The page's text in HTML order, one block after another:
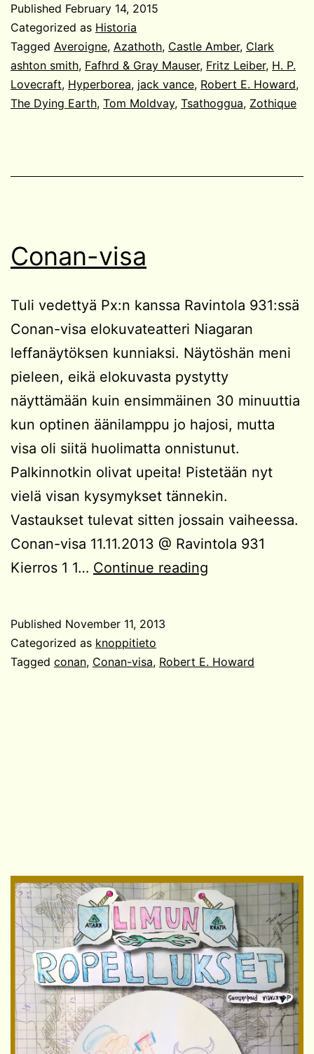
ja
oudon
viehätys
Published February 14, 2015
Categorized as Historia
Tagged Averoigne, Azathoth, Castle Amber, Clark
ashton smith, Fafhrd & Gray Mauser, Fritz Leiber, H. P.
Lovecraft, Hyperborea, jack vance, Robert E. Howard,
The Dying Earth, Tom Moldvay, Tsathoggua, Zothique
Conan-visa
Tuli vedettyä Px:n kanssa Ravintola 931:ssä
Conan-visa elokuvateatteri Niagaran
leffanäytöksen kunniaksi. Näytöshän meni
pieleen, eikä elokuvasta pystytty
näyttämään kuin ensimmäinen 30 minuuttia
kun optinen äänilamppu jo hajosi, mutta
visa oli siitä huolimatta onnistunut.
Palkinnotkin olivat upeita! Pistetään nyt
vielä visan kysymykset tännekin.
Vastaukset tulevat sitten jossain vaiheessa.
Conan-visa 11.11.2013 @ Ravintola 931
Kierros 1 1… Continue reading
Published November 11, 2013
Categorized as knoppitieto
Tagged conan, Conan-visa, Robert E. Howard